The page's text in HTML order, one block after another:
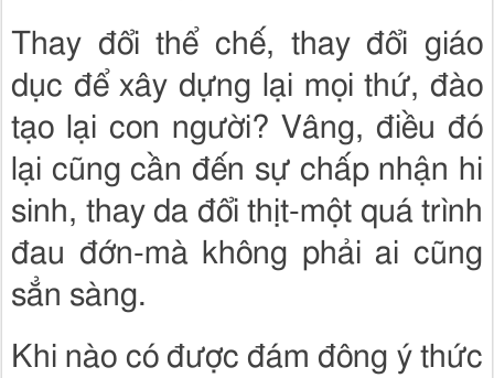
Thay đổi thể chế, thay đổi giáo
dục để xây dựng lại mọi thứ, đào
tạo lại con người? Vâng, điều đó
lại cũng cần đến sự chấp nhận hi
sinh, thay da đổi thịt-một quá trình
đau đớn-mà không phải ai cũng
sẳn sàng.
Khi nào có được đám đông ý thức